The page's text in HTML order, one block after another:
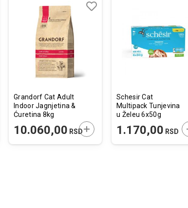
U KORPU
Grandorf Cat Adult
Indoor Jagnjetina &
Ćuretina 8kg
10.060,00 RSDDODAJTE U KORPU
Schesir Cat
Multipack Tunjevina
u Želeu 6x50g
1.170,00 RSD